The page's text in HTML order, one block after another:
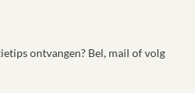
ontvangen? Bel, mail of volg